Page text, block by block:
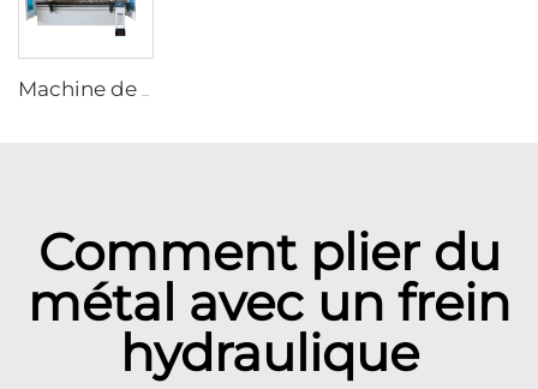
Comment plier du
métal avec un frein
hydraulique